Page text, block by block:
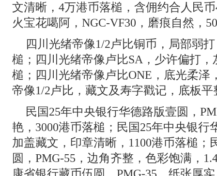
文清晰，4万港币落槌，含佣约合人民
火宝花噶阿，NGC-VF30，磨痕自然，
四川光绪帝像1/2卢比铜币，局部弱
槌；四川光绪帝像卢比SA，少许偏打，
槌；四川光绪帝像卢比ONE，底光柔泽
帝像1/2卢比，藏文及寿字戳记，底板平
民国25年中央银行华德路版壹圆，
艳，3000港币落槌；民国25年中央银行
加盖藏文，印章清晰，1100港币落槌；
圆，PMG-55，边角齐整，色彩饱满，
康省银行藏币伍圆，PMG-35，纸张厚